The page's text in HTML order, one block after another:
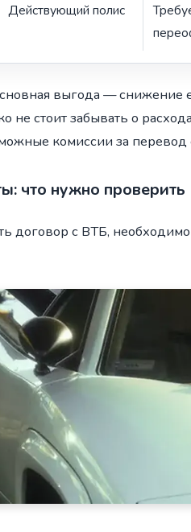
Действующий полис
выгода — снижение
не стоит забывать о
комиссии за перевод
что нужно проверить
договор с ВТБ,